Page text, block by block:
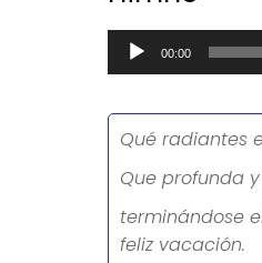
Reproductor
de
00:00
Qué radiantes
Que profunda
terminándose
feliz vacación.